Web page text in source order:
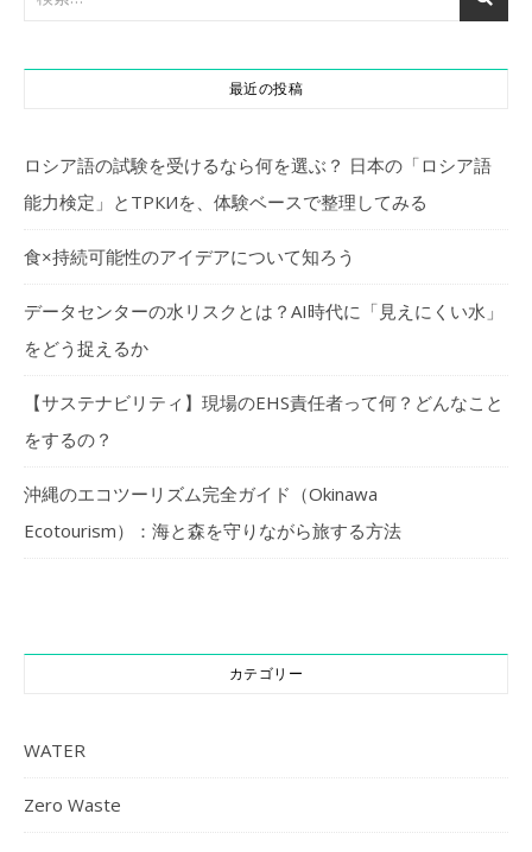
最近の投稿
ロシア語の試験を受けるなら何を選ぶ？ 日本の「ロシア語
能力検定」とТРКИを、体験ベースで整理してみる
食×持続可能性のアイデアについて知ろう
データセンターの水リスクとは？AI時代に「見えにくい水」
をどう捉えるか
【サステナビリティ】現場のEHS責任者って何？どんなこと
をするの？
沖縄のエコツーリズム完全ガイド（Okinawa
Ecotourism）：海と森を守りながら旅する方法
カテゴリー
WATER
Zero Waste